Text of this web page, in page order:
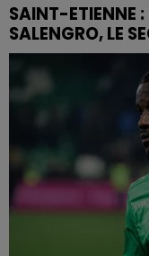
SAINT-ETIENNE :
SALENGRO, LE